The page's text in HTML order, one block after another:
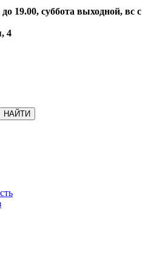
19.00, суббота выходной, вс с
4
НАЙТИ